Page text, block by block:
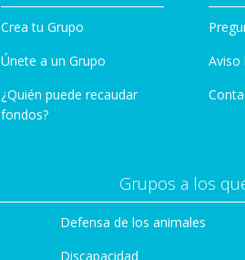
Crea tu Grupo
Únete a un Grupo
¿Quién puede recaudar
fondos?
Aviso
Grupos a los
Defensa de los animales
Discapacidad